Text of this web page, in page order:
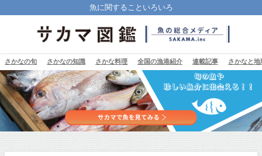
魚に関することいろいろ
さかなの旬 さかなの知識 さかな料理 全国の漁港紹介 連載記事 さかなと地